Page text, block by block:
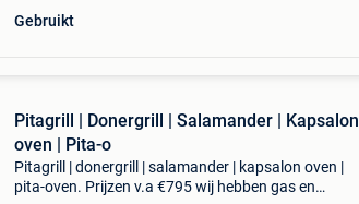
Gebruikt
Pitagrill | Donergrill | Salamander | Kapsalon
oven | Pita-o
Pitagrill | donergrill | salamander | kapsalon oven |
pita-oven. Prijzen v.a €795 wij hebben gas en